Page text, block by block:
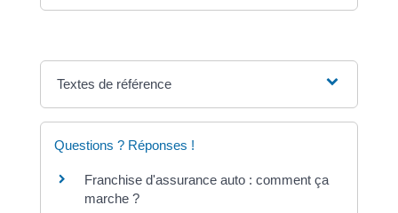
Textes de référence
Questions ? Réponses !
Franchise d'assurance auto : comment ça
marche ?